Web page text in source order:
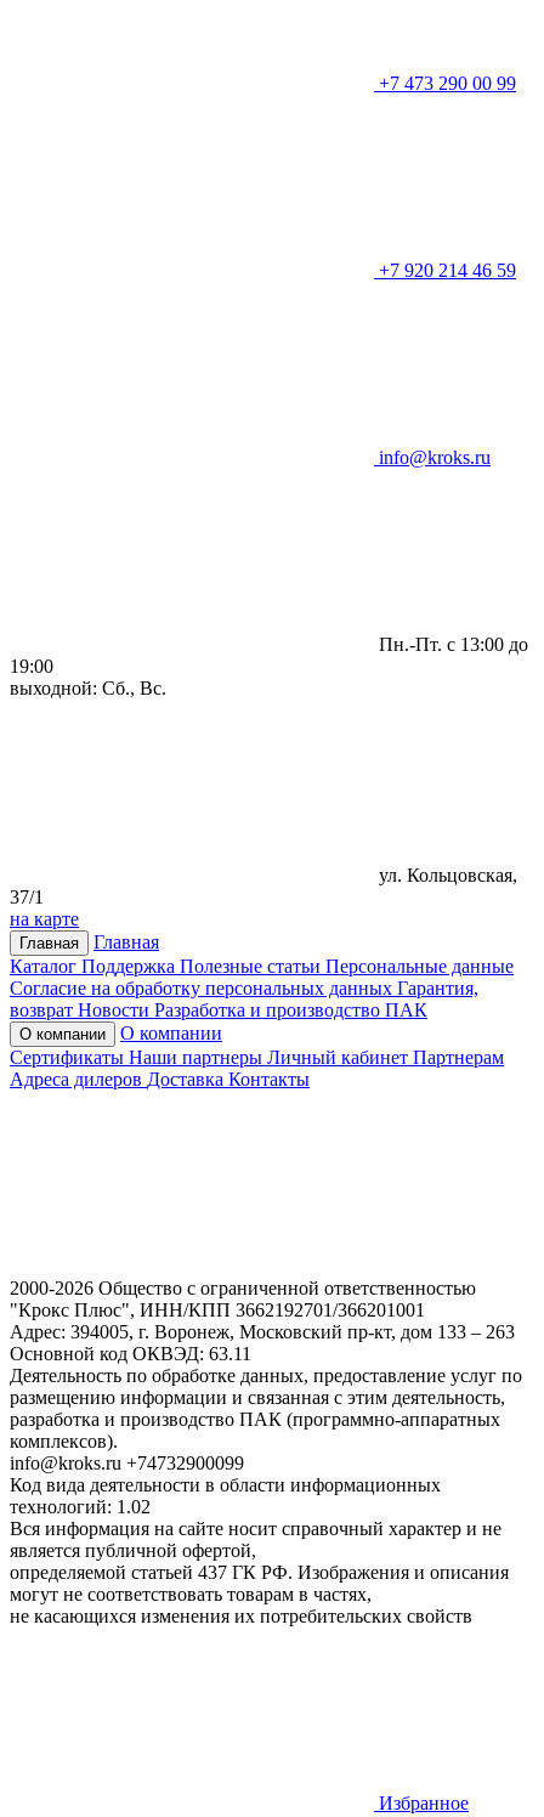
+7 473 290 00 99
+7 920 214 46 59
info@kroks.ru
Пн.-Пт. с 13:00 до
19:00
выходной: Сб., Вс.
ул. Кольцовская,
37/1
на карте
Главная
Главная
Каталог Поддержка Полезные статьи Персональные данные
Согласие на обработку персональных данных Гарантия,
возврат Новости Разработка и производство ПАК
О компании
О компании
Сертификаты Наши партнеры Личный кабинет Партнерам
Адреса дилеров Доставка Контакты
2000-2026 Общество с ограниченной ответственностью
"Крокс Плюс", ИНН/КПП 3662192701/366201001
Адрес: 394005, г. Воронеж, Московский пр-кт, дом 133 – 263
Основной код ОКВЭД: 63.11
Деятельность по обработке данных, предоставление услуг по
размещению информации и связанная с этим деятельность,
разработка и производство ПАК (программно-аппаратных
комплексов).
info@kroks.ru +74732900099
Код вида деятельности в области информационных
технологий: 1.02
Вся информация на сайте носит справочный характер и не
является публичной офертой,
определяемой статьей 437 ГК РФ. Изображения и описания
могут не соответствовать товарам в частях,
не касающихся изменения их потребительских свойств
Избранное